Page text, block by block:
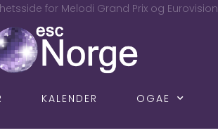
for Melodi Grand Prix og Eurovision
KALENDER OGAE